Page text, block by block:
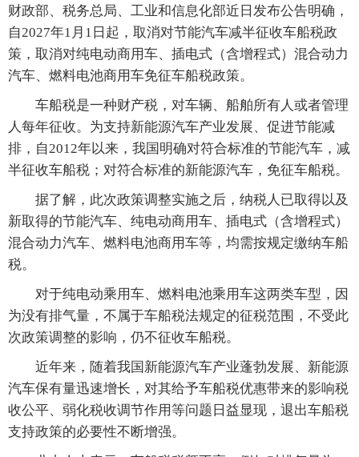
财政部、税务总局、工业和信息化部近日发布公告明确，
自2027年1月1日起，取消对节能汽车减半征收车船税政
策，取消对纯电动商用车、插电式（含增程式）混合动力
汽车、燃料电池商用车免征车船税政策。
车船税是一种财产税，对车辆、船舶所有人或者管理
人每年征收。为支持新能源汽车产业发展、促进节能减
排，自2012年以来，我国明确对符合标准的节能汽车，减
半征收车船税；对符合标准的新能源汽车，免征车船税。
据了解，此次政策调整实施之后，纳税人已取得以及
新取得的节能汽车、纯电动商用车、插电式（含增程式）
混合动力汽车、燃料电池商用车等，均需按规定缴纳车船
税。
对于纯电动乘用车、燃料电池乘用车这两类车型，因
为没有排气量，不属于车船税法规定的征税范围，不受此
次政策调整的影响，仍不征收车船税。
近年来，随着我国新能源汽车产业蓬勃发展、新能源
汽车保有量迅速增长，对其给予车船税优惠带来的影响税
收公平、弱化税收调节作用等问题日益显现，退出车船税
支持政策的必要性不断增强。